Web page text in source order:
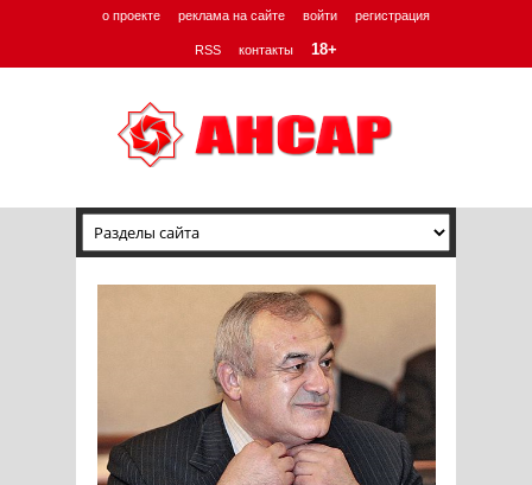
о проекте реклама на сайте войти регистрация
RSS контакты 18+